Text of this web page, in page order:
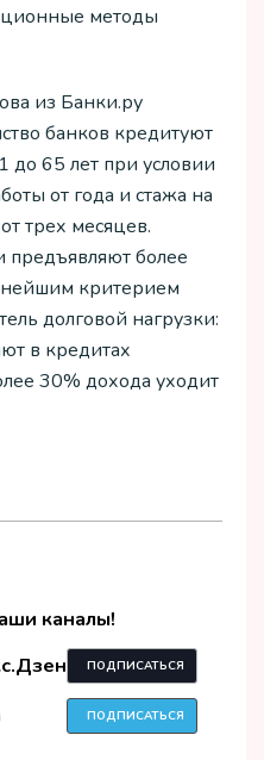
методы
из Банки.ру
банков кредитуют
до 65 лет при условии
от года и стажа на
трех месяцев.
более
критерием
долговой нагрузки:
в кредитах
30% дохода уходит
каналы!
ПОДПИСАТЬСЯ
ПОДПИСАТЬСЯ